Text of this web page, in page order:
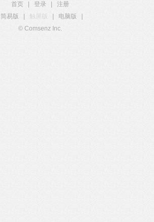
首页 登录
注册
简易版
触屏版 电脑版
© Comsenz Inc.